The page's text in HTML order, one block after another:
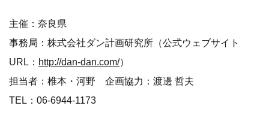
主催：奈良県
事務局：株式会社ダン計画研究所（公式ウェブサイト
URL： http://dan-dan.com/）
担当者：椎本・河野 企画協力：渡邊 哲夫
TEL：06-6944-1173